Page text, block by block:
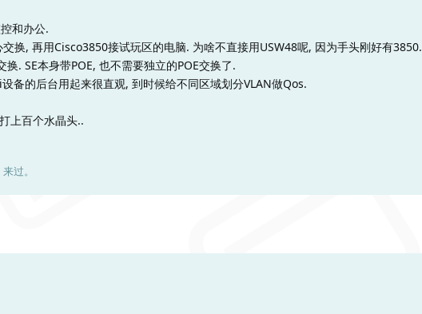
和办公.
换, 再用Cisco3850接试玩区的电脑. 为啥不直接用USW48呢, 因为手头刚好有3850.
. SE本身带POE, 也不需要独立的POE交换了.
备的后台用起来很直观, 到时候给不同区域划分VLAN做Qos.
上百个水晶头..
来过。